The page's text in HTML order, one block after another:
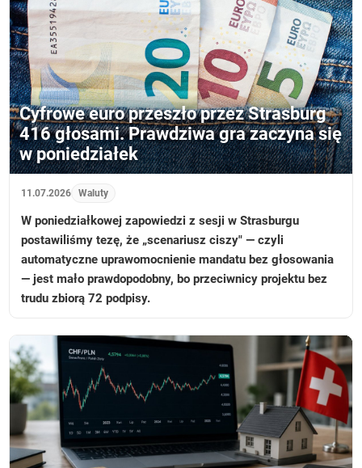
Cyfrowe euro przeszło przez Strasburg
416 głosami. Prawdziwa gra zaczyna się
w poniedziałek
11.07.2026 Waluty
W poniedziałkowej zapowiedzi z sesji w Strasburgu
postawiliśmy tezę, że „scenariusz ciszy" — czyli
automatyczne uprawomocnienie mandatu bez głosowania
— jest mało prawdopodobny, bo przeciwnicy projektu bez
trudu zbiorą 72 podpisy.